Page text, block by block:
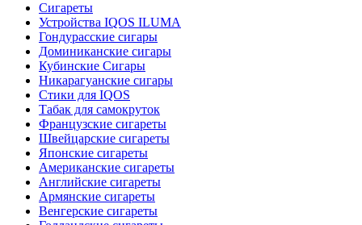
Сигареты
Устройства IQOS ILUMA
Гондурасские сигары
Доминиканские сигары
Кубинские Сигары
Никарагуанские сигары
Стики для IQOS
Табак для самокруток
Французские сигареты
Швейцарские сигареты
Японские сигареты
Американские сигареты
Английские сигареты
Армянские сигареты
Венгерские сигареты